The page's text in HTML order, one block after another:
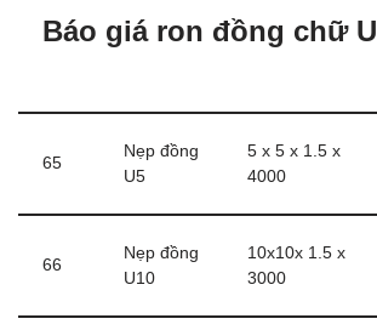
Báo giá ron đồng chữ U
65
Nẹp đồng
U5
5 x 5 x 1.5 x
4000
66
Nẹp đồng
U10
10x10x 1.5 x
3000